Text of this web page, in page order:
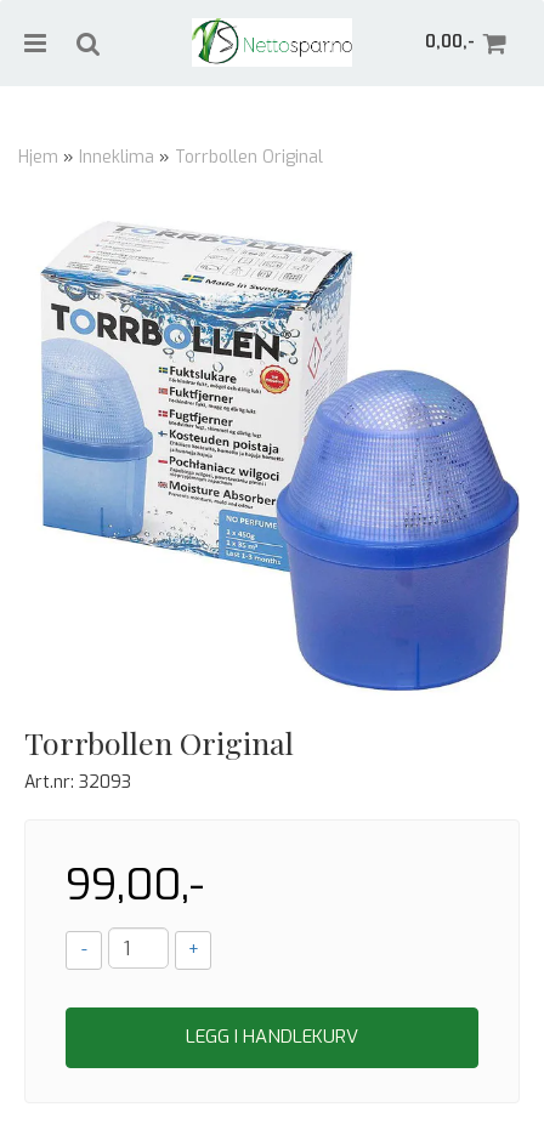
0,00,-
Hjem » Inneklima » Torrbollen Original
Torrbollen Original
Art.nr: 32093
99,00,-
- +
LEGG I HANDLEKURV